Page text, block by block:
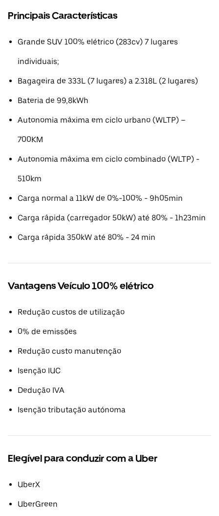
Principais Características
Grande SUV 100% elétrico (283cv) 7 lugares
individuais;
Bagageira de 333L (7 lugares) a 2.318L (2 lugares)
Bateria de 99,8kWh
Autonomia máxima em ciclo urbano (WLTP) –
700KM
Autonomia máxima em ciclo combinado (WLTP) -
510km
Carga normal a 11kW de 0%-100% - 9h05min
Carga rápida (carregador 50kW) até 80% - 1h23min
Carga rápida 350kW até 80% - 24 min
Vantagens Veículo 100% elétrico
Redução custos de utilização
0% de emissões
Redução custo manutenção
Isenção IUC
Dedução IVA
Isenção tributação autónoma
Elegível para conduzir com a Uber
UberX
UberGreen